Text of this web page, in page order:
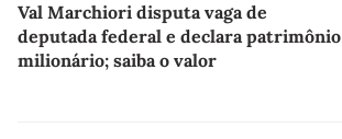
Val Marchiori disputa vaga de
deputada federal e declara patrimônio
milionário; saiba o valor